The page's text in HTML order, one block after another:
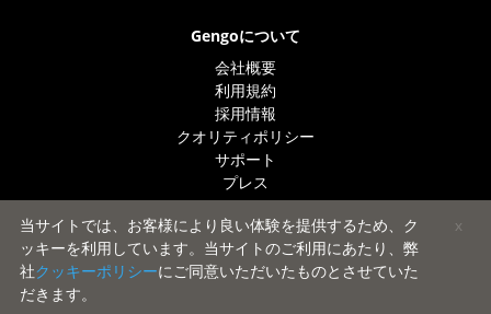
Gengoについて
会社概要
利用規約
採用情報
クオリティポリシー
サポート
プレス
© 2025 Lionbridge Technologies, Inc. All Rights Reserved.
x
当サイトでは、お客様により良い体験を提供するため、ク
ッキーを利用しています。当サイトのご利用にあたり、弊
社クッキーポリシーにご同意いただいたものとさせていた
だきます。